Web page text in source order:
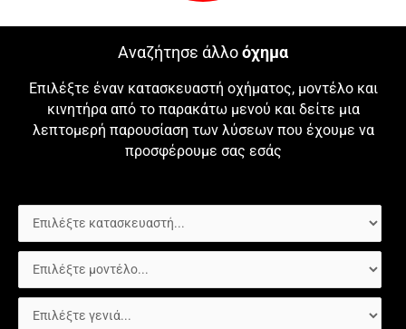
Αναζήτησε άλλοόχημα
Επιλέξτε έναν κατασκευαστή οχήματος, μοντέλο και
κινητήρα από το παρακάτω μενού και δείτε μια
λεπτομερή παρουσίαση των λύσεων που έχουμε να
προσφέρουμε σας εσάς